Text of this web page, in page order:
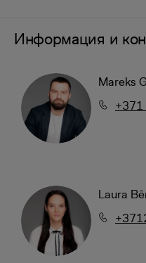
Информация и
Mareks
Laura